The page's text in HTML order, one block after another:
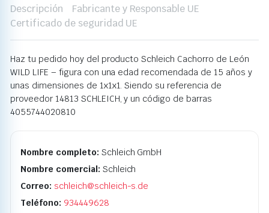
Descripción
Fabricante y Responsable UE
Certificado de seguridad UE
Haz tu pedido hoy del producto Schleich Cachorro de León
WILD LIFE – figura con una edad recomendada de 15 años y
unas dimensiones de 1x1x1. Siendo su referencia de
proveedor 14813 SCHLEICH, y un código de barras
4055744020810
Nombre completo: Schleich GmbH
Nombre comercial: Schleich
Correo: schleich@schleich-s.de
Teléfono: 934449628